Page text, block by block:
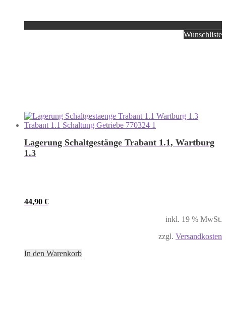
Wunschliste
Lagerung Schaltgestänge Trabant 1.1, Wartburg
1.3
44,90 €
inkl. 19 % MwSt.
zzgl. Versandkosten
In den Warenkorb